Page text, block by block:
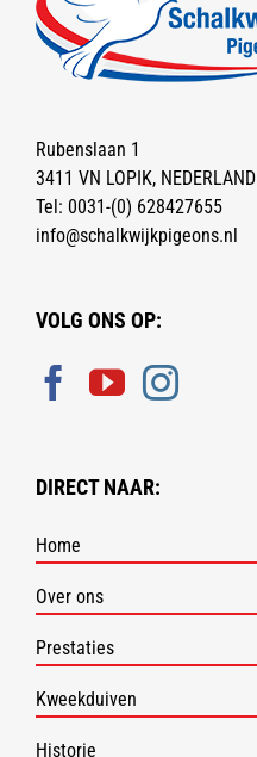
Rubenslaan 1
3411 VN LOPIK, NEDERLAND
Tel: 0031-(0) 628427655
info@schalkwijkpigeons.nl
VOLG ONS OP:
DIRECT NAAR:
Home
Over ons
Prestaties
Kweekduiven
Historie